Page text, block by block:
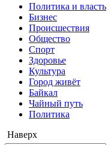
Политика и власть
Бизнес
Происшествия
Общество
Cпорт
Здоровье
Культура
Город живёт
Байкал
Чайный путь
Политика
Наверх